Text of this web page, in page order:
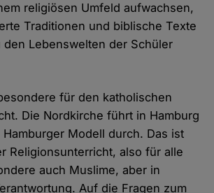
religiösen Umfeld aufwachsen,
Traditionen und biblische Texte
den Lebenswelten der Schüler
für den katholischen
Die Nordkirche führt in Hamburg
Modell durch. Das ist
Religionsunterricht, also für alle
auch Muslime, aber in
Auf die Fragen zum